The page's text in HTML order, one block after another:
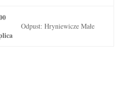
Odpust: Hryniewicze Małe